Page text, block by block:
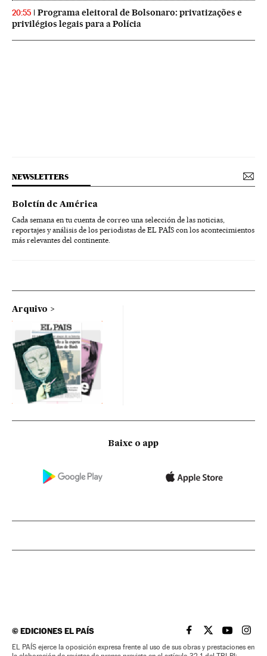
20:55
Programa eleitoral de Bolsonaro: privatizações e
privilégios legais para a Polícia
NEWSLETTERS
Boletín de América
Cada semana en tu cuenta de correo una selección de las noticias,
reportajes y análisis de los periodistas de EL PAÍS con los acontecimientos
más relevantes del continente.
Arquivo
Baixe o app
©EDICIONES EL PAÍS EL PAÍS BRASIL EN
EL PAÍSEL PAÍS
EL
EL PAÍS ejerce la oposición expresa frente al uso de sus obras y prestaciones en